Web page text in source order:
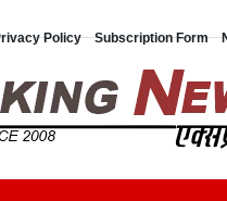
Policy Subscription Form